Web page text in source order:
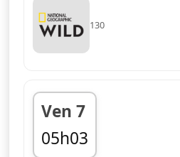
130
Ven 7
05h03